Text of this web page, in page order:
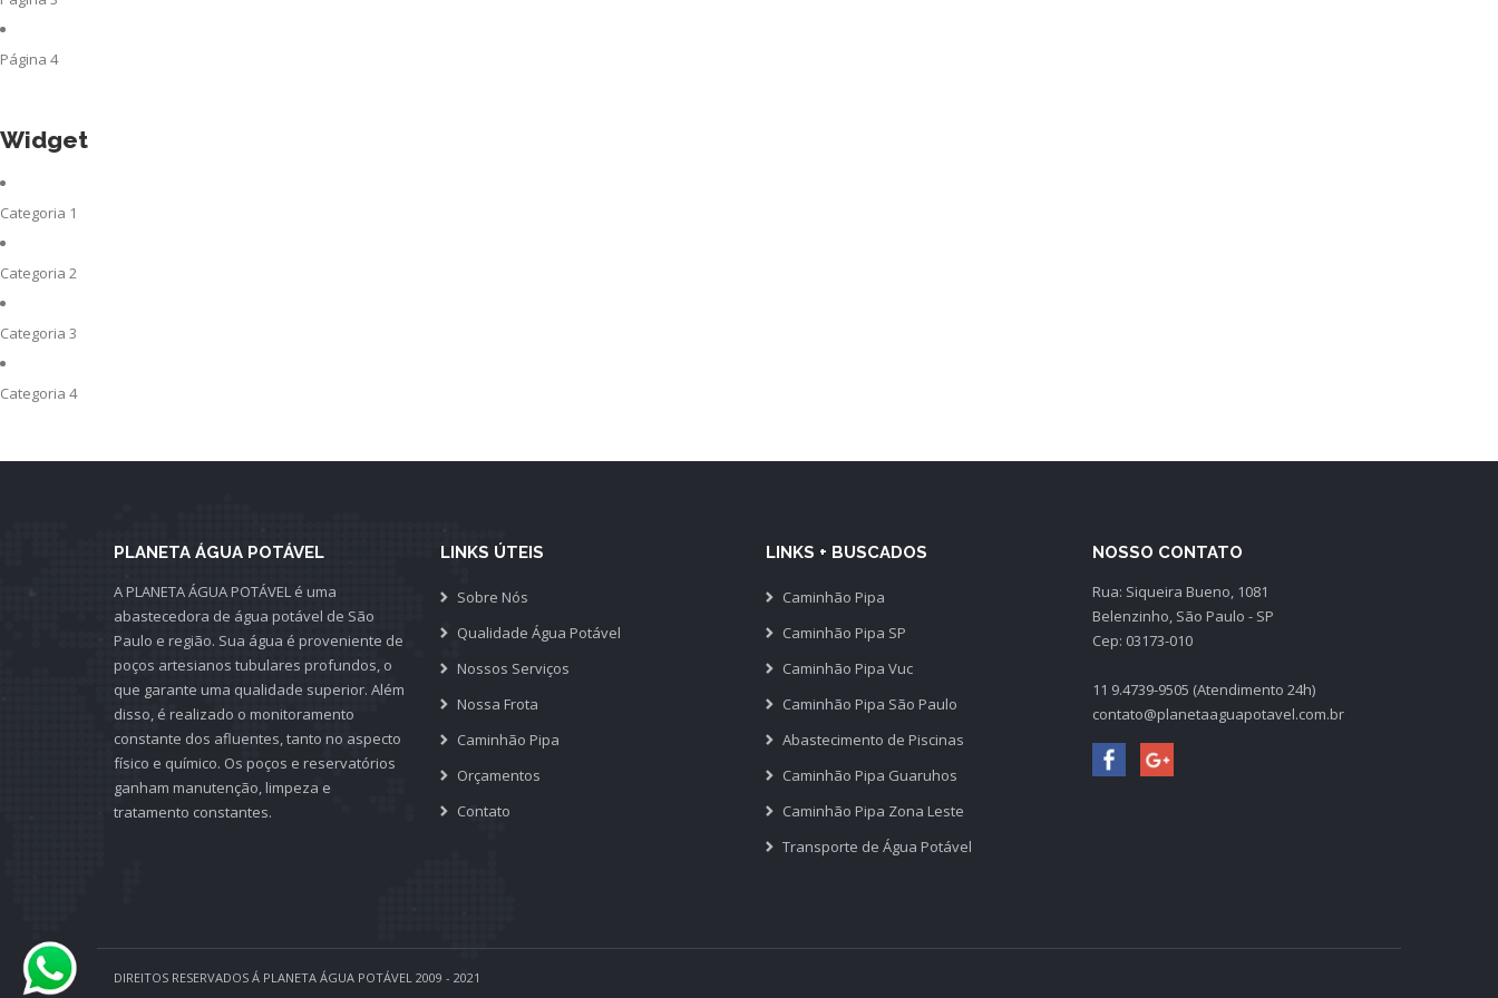
Página 4
Widget
Categoria 1
Categoria 2
Categoria 3
Categoria 4
PLANETA ÁGUA POTÁVEL
A PLANETA ÁGUA POTÁVEL é uma
abastecedora de água potável de São
Paulo e região. Sua água é proveniente de
poços artesianos tubulares profundos, o
que garante uma qualidade superior. Além
disso, é realizado o monitoramento
constante dos afluentes, tanto no aspecto
físico e químico. Os poços e reservatórios
ganham manutenção, limpeza e
tratamento constantes.
LINKS ÚTEIS
Sobre Nós
Qualidade Água Potável
Nossos Serviços
Nossa Frota
Caminhão Pipa
Orçamentos
Contato
LINKS + BUSCADOS
Caminhão Pipa
Caminhão Pipa SP
Caminhão Pipa Vuc
Caminhão Pipa São Paulo
Abastecimento de Piscinas
Caminhão Pipa Guaruhos
Caminhão Pipa Zona Leste
Transporte de Água Potável
NOSSO CONTATO
Rua: Siqueira Bueno, 1081
Belenzinho, São Paulo - SP
Cep: 03173-010
11 9.4739-9505 (Atendimento 24h)
contato@planetaaguapotavel.com.br
DIREITOS RESERVADOS Á PLANETA ÁGUA POTÁVEL 2009 - 2021